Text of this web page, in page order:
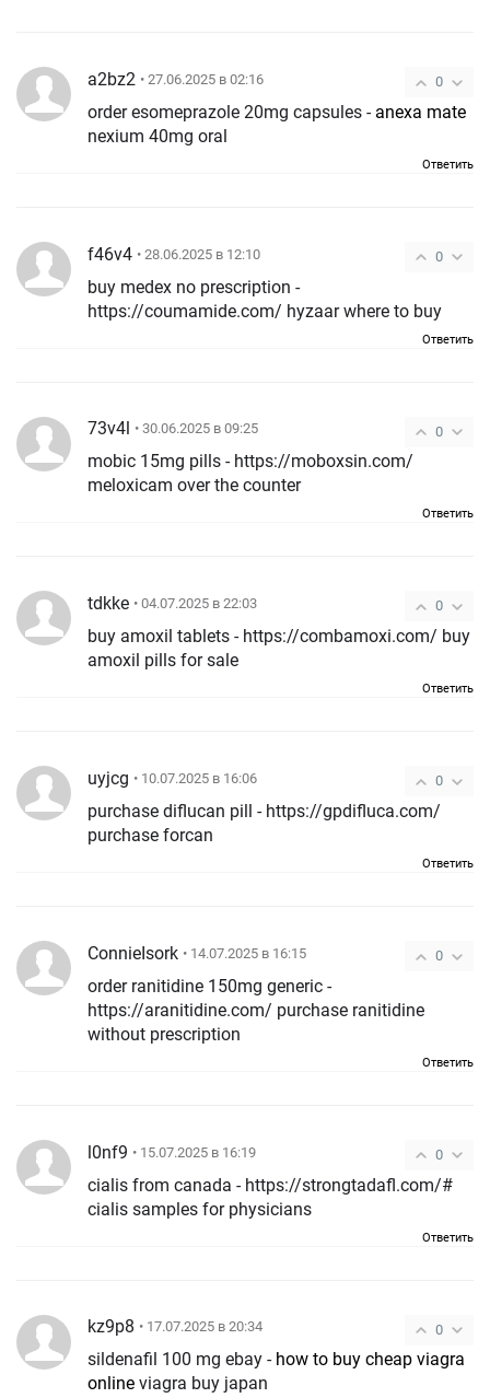
0
a2bz2 • 27.06.2025 в 02:16
order esomeprazole 20mg capsules - anexa mate
nexium 40mg oral
Ответить
0
f46v4 • 28.06.2025 в 12:10
buy medex no prescription -
https://coumamide.com/ hyzaar where to buy
Ответить
0
73v4l • 30.06.2025 в 09:25
mobic 15mg pills - https://moboxsin.com/
meloxicam over the counter
Ответить
0
tdkke • 04.07.2025 в 22:03
buy amoxil tablets - https://combamoxi.com/ buy
amoxil pills for sale
Ответить
0
uyjcg • 10.07.2025 в 16:06
purchase diflucan pill - https://gpdifluca.com/
purchase forcan
Ответить
0
ConnieIsork • 14.07.2025 в 16:15
order ranitidine 150mg generic -
https://aranitidine.com/ purchase ranitidine
without prescription
Ответить
0
l0nf9 • 15.07.2025 в 16:19
cialis from canada - https://strongtadafl.com/#
cialis samples for physicians
Ответить
0
kz9p8 • 17.07.2025 в 20:34
sildenafil 100 mg ebay - how to buy cheap viagra
online viagra buy japan